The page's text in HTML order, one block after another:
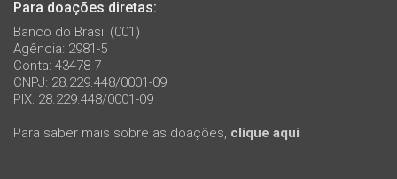
Para doações diretas:
Banco do Brasil (001)
Agência: 2981-5
Conta: 43478-7
CNPJ: 28.229.448/0001-09
PIX: 28.229.448/0001-09
Para saber mais sobre as doações, clique aqui